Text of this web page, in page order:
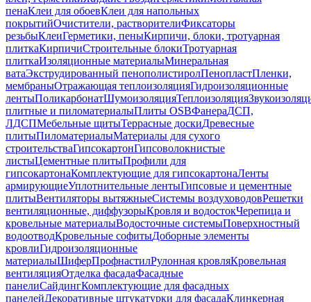
пенаКлеи для обоевКлеи для напольных
покрытийОчистители, растворителиФиксаторы
резьбыКлеиГерметики, пеныКирпичи, блоки, тротуарная
плиткаКирпичиСтроительные блокиТротуарная
плиткаИзоляционные материалыМинеральная
ватаЭкструдированный пенополистиролПенопластПленки,
мембраныОтражающая теплоизоляцияГидроизоляционные
лентыПоликарбонатШумоизоляцияТеплоизоляция
плитные и пиломатериалыПлиты OSBФанераДСП,
ЛДСПМебельные щитыТеррасные доскиДревесные
плитыПиломатериалыМатериалы для сухого
строительстваГипсокартонГипсоволокнистые
листыЦементные плитыПрофили для
гипсокартонаКомплектующие для гипсокартонаЛенты
армирующиеУплотнительные лентыГипсовые и цементные
плитыВентиляторы вытяжныеСистемы воздуховодовРешетки
вентиляционные, диффузорыКровля и водостокЧерепица и
кровельные материалыВодосточные системыПоверхностный
водоотводКровельные софитыДоборные элементы
кровлиГидроизоляционные
материалыШиферПрофнастилРулонная кровляКровельная
вентиляцияОтделка фасадаФасадные
панелиСайдингКомплектующие для фасадных
панелейДекоративные штукатурки для фасадаКлинкерная